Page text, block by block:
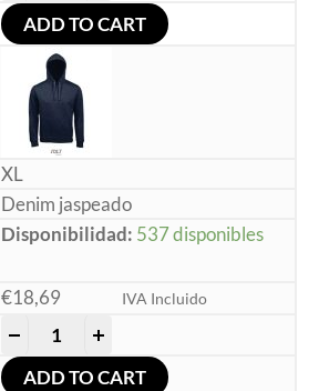
ADD TO CART
XL
Denim jaspeado
Disponibilidad: 537 disponibles
€18,69 IVA Incluido
ADD TO CART